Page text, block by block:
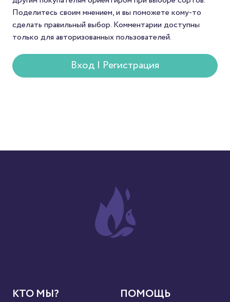
Поделитесь своим мнением, и вы поможете кому-то
сделать правильный выбор. Комментарии доступны
только для авторизованных пользователей.
Вход | Регистрация
КТО МЫ? ПОМОЩЬ